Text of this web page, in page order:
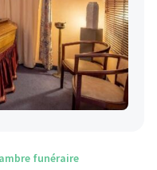
funéraire